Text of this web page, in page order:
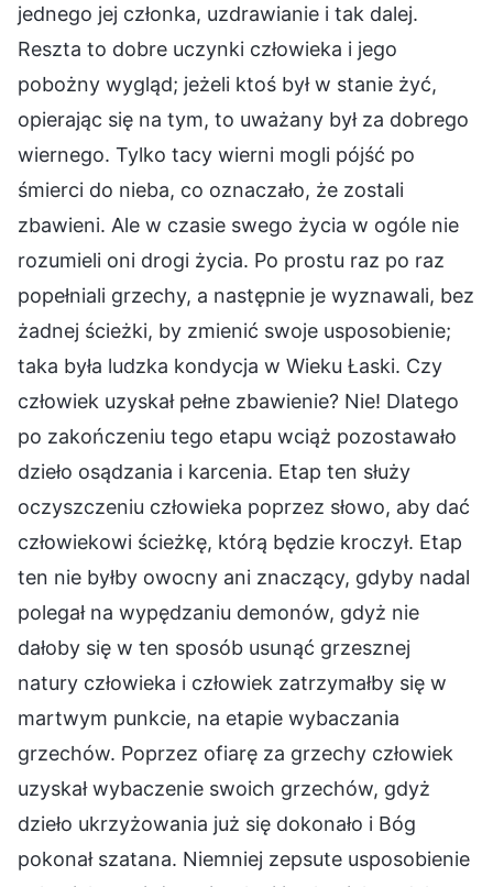
jednego jej członka, uzdrawianie i tak dalej.
Reszta to dobre uczynki człowieka i jego
pobożny wygląd; jeżeli ktoś był w stanie żyć,
opierając się na tym, to uważany był za dobrego
wiernego. Tylko tacy wierni mogli pójść po
śmierci do nieba, co oznaczało, że zostali
zbawieni. Ale w czasie swego życia w ogóle nie
rozumieli oni drogi życia. Po prostu raz po raz
popełniali grzechy, a następnie je wyznawali, bez
żadnej ścieżki, by zmienić swoje usposobienie;
taka była ludzka kondycja w Wieku Łaski. Czy
człowiek uzyskał pełne zbawienie? Nie! Dlatego
po zakończeniu tego etapu wciąż pozostawało
dzieło osądzania i karcenia. Etap ten służy
oczyszczeniu człowieka poprzez słowo, aby dać
człowiekowi ścieżkę, którą będzie kroczył. Etap
ten nie byłby owocny ani znaczący, gdyby nadal
polegał na wypędzaniu demonów, gdyż nie
dałoby się w ten sposób usunąć grzesznej
natury człowieka i człowiek zatrzymałby się w
martwym punkcie, na etapie wybaczania
grzechów. Poprzez ofiarę za grzechy człowiek
uzyskał wybaczenie swoich grzechów, gdyż
dzieło ukrzyżowania już się dokonało i Bóg
pokonał szatana. Niemniej zepsute usposobienie